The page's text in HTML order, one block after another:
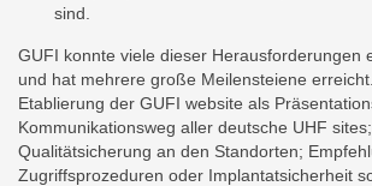
sind.
GUFI konnte viele dieser Herausforderungen
und hat mehrere große Meilensteiene
Etablierung der GUFI website als
Kommunikationsweg aller deutsche UHF
Qualitätsicherung an den Standorten;
Zugriffsprozeduren oder Implantatsicherheit